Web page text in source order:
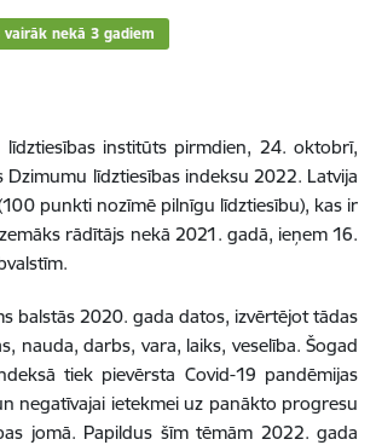
vairāk nekā 3 gadiem
līdztiesības institūts pirmdien, 24. oktobrī,
Dzimumu līdztiesības indeksu 2022. Latvija
punkti nozīmē pilnīgu līdztiesību), kas ir
rādītājs nekā 2021. gadā, ieņem 16.
balstās 2020. gada datos, izvērtējot tādas
nauda, darbs, vara, laiks, veselība. Šogad
tiek pievērsta Covid-19 pandēmijas
negatīvajai ietekmei uz panākto progresu
jomā. Papildus šīm tēmām 2022. gada